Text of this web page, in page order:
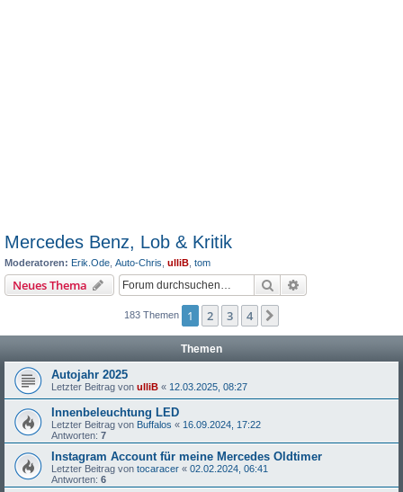
Mercedes Benz, Lob & Kritik
Moderatoren: Erik.Ode Auto-Chris ulliB tom
Neues Thema Suche
183 Themen 1 2 3 4
Themen
Autojahr 2025
Letzter Beitrag von ulliB « 12.03.2025, 08:27
Innenbeleuchtung LED
Letzter Beitrag von Buffalos « 16.09.2024, 17:22
Antworten: 7
Instagram Account für meine Mercedes Oldtimer
Letzter Beitrag von tocaracer « 02.02.2024, 06:41
Antworten: 6